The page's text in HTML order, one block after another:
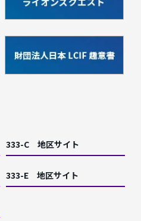
333-C 地区サイト
333-E 地区サイト